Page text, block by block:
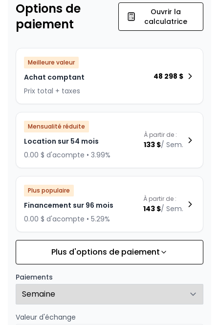
Options de
paiement
Ouvrir la
calculatrice
Meilleure valeur
Achat comptant
Prix total + taxes
48 298 $
Mensualité réduite
Location sur 54 mois
0.00 $ d'acompte • 3.99%
À partir de :
133 $/ Sem.
Plus populaire
Financement sur 96 mois
0.00 $ d'acompte • 5.29%
À partir de :
143 $/ Sem.
Financement sur 84 mois
0.00 $ d'acompte • 4.99%
À partir de :
Financement sur 72 mois
Plus d'options de paiement
Paiements
Valeur d'échange